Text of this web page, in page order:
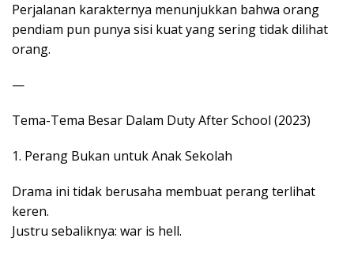
Perjalanan karakternya menunjukkan bahwa orang
pendiam pun punya sisi kuat yang sering tidak dilihat
orang.
—
Tema-Tema Besar Dalam Duty After School (2023)
1. Perang Bukan untuk Anak Sekolah
Drama ini tidak berusaha membuat perang terlihat
keren.
Justru sebaliknya: war is hell.